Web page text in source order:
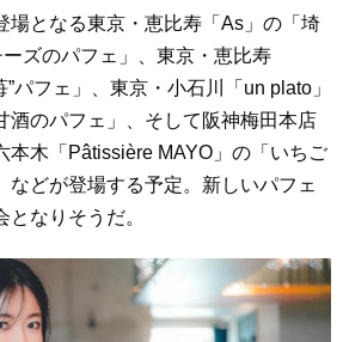
場となる東京・恵比寿「As」の「埼
ーズのパフェ」、東京・恵比寿
”パフェ」、東京・小石川「un plato」
酒のパフェ」、そして阪神梅田本店
本木「Pâtissière MAYO」の「いちご
などが登場する予定。新しいパフェ
なりそうだ。